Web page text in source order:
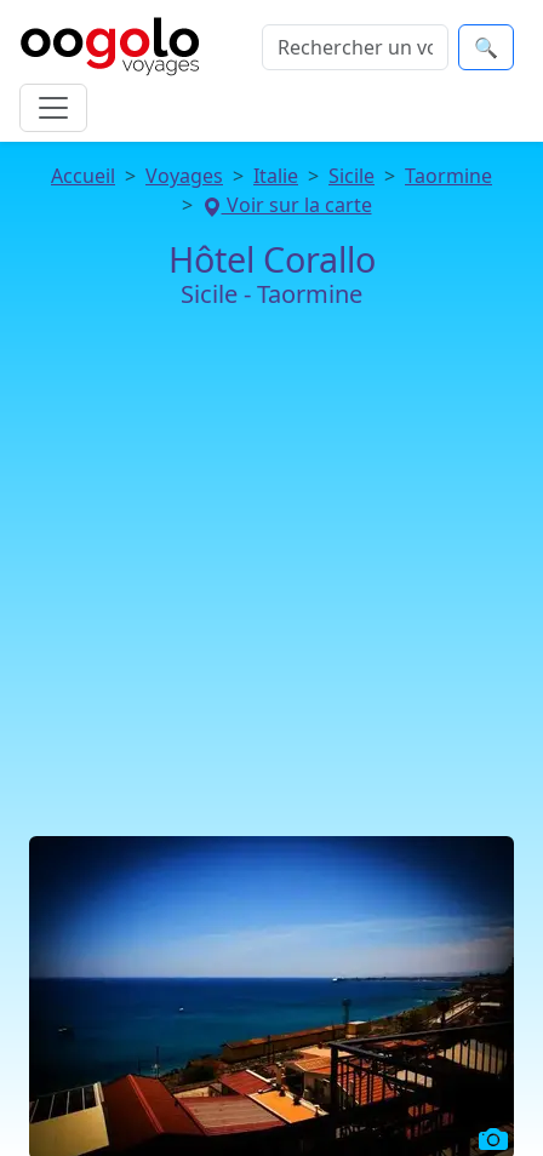
🔍
Accueil Voyages Italie Sicile
Taormine
Voir sur la carte
Hôtel Corallo
Sicile - Taormine